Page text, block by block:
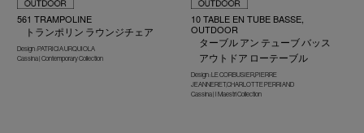
561 TRAMPOLINE
トランポリン ラウンジチェア
Design : PATRICIA URQUIOLA
Cassina | Contemporary Collection
10 TABLE EN TUBE BASSE,
OUTDOOR
ターブル アン テューブ バッス
アウトドア ローテーブル
Design : LE CORBUSIER,PIERRE
JEANNERET,CHARLOTTE PERRIAND
Cassina | I Maestri Collection